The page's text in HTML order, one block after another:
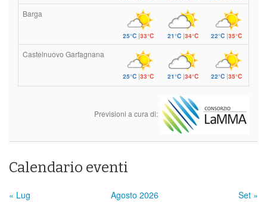
Barga
25°C|33°C 21°C|34°C 22°C |35°C
Castelnuovo Garfagnana
25°C|33°C 21°C|34°C 22°C |35°C
Previsioni a cura di:
Calendario eventi
« Lug Agosto 2026
Set »